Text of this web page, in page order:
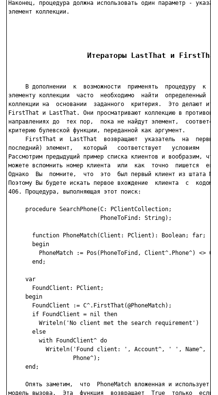
Наконец, процедура должна использовать один параметр -
элемент коллекции.
Итераторы LastThat и
В дополнении  к  возможности  применять  процедуру  к
элементу коллекции  часто  необходимо  найти  определенный
коллекции на  основании  заданного  критерия.  Это делают
FirstThat и LastThat. Они просматривают коллекцию в
направлениях до  тех пор,  пока не найдут элемент,
критерию булевской функции, переданной как аргумент.
FirstThat и  LastThat  возвращают  указатель  на  первый
последний) элемент,   который   соответствует   условиям
Рассмотрим предыдущий пример списка клиентов и вообразим,
можете вспомнить номер клиента  или  как  точно  пишется
Однако  Вы  помните,  что  это  был первый клиент из штата
Поэтому Вы будете искать первое вхождение  клиента  с  кодом
406. Процедура, выполняющая этот поиск:
     procedure SearchPhone(C: PClientCollection;
                           PhoneToFind: String);
       function PhoneMatch(Client: PClient): Boolean; far;
       begin
         PhoneMatch := Pos(PhoneToFind, Client^.Phone^) <> 0;
       end;
     var
       FoundClient: PClient;
     begin
       FoundClient := C^.FirstThat(@PhoneMatch);
       if FoundClient = nil then
         Writeln('No client met the search requirement')
       else
         with FoundClient^ do
Writeln('Found client: ', Account^, ' ', Name^, '
                   Phone^);
     end;
Опять заметим,  что  PhoneMatch вложенная и использует
модель вызова.  Эта  функция  возвращает  True  только  если